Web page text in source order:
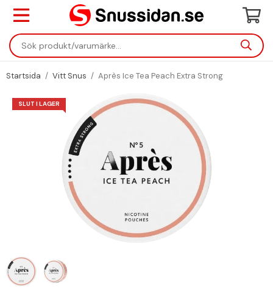
Startsida / Vitt Snus / Après Ice Tea Peach Extra Strong
SLUT I LAGER